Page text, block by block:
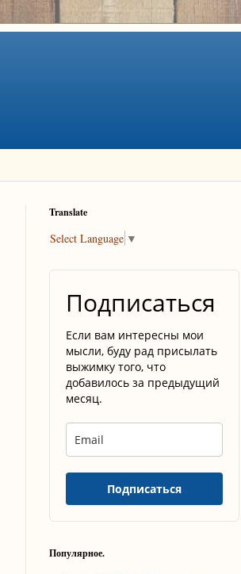
Translate
Select Language ▼
Подписаться
Если вам интересны мои
мысли, буду рад присылать
выжимку того, что
добавилось за предыдущий
месяц.
Подписаться
Популярное.